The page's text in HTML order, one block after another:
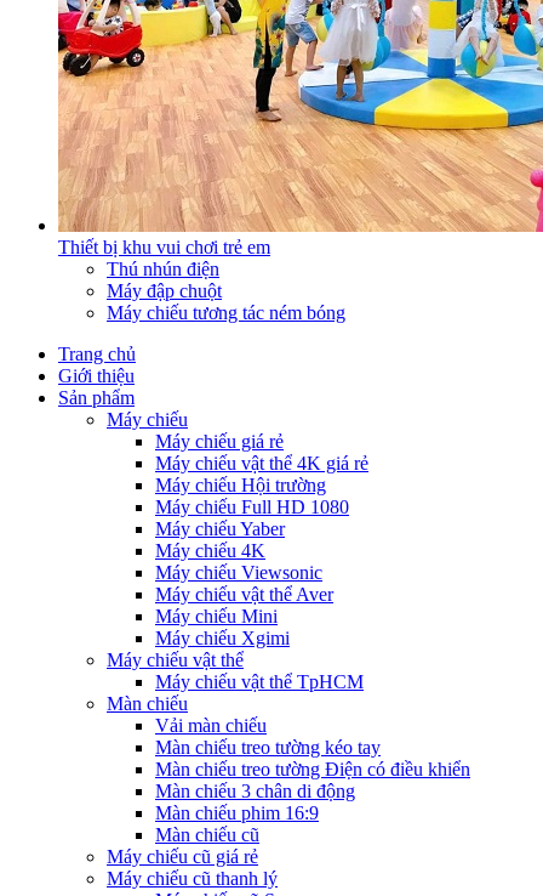
Thiết bị khu vui chơi trẻ em
Thú nhún điện
Máy đập chuột
Máy chiếu tương tác ném bóng
Trang chủ
Giới thiệu
Sản phẩm
Máy chiếu
Máy chiếu giá rẻ
Máy chiếu vật thể 4K giá rẻ
Máy chiếu Hội trường
Máy chiếu Full HD 1080
Máy chiếu Yaber
Máy chiếu 4K
Máy chiếu Viewsonic
Máy chiếu vật thể Aver
Máy chiếu Mini
Máy chiếu Xgimi
Máy chiếu vật thể
Máy chiếu vật thể TpHCM
Màn chiếu
Vải màn chiếu
Màn chiếu treo tường kéo tay
Màn chiếu treo tường Điện có điều khiển
Màn chiếu 3 chân di động
Màn chiếu phim 16:9
Màn chiếu cũ
Máy chiếu cũ giá rẻ
Máy chiếu cũ thanh lý